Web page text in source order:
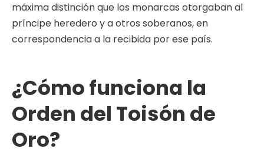
máxima distinción que los monarcas otorgaban al
príncipe heredero y a otros soberanos, en
correspondencia a la recibida por ese país.
¿Cómo funciona la
Orden del Toisón de
Oro?